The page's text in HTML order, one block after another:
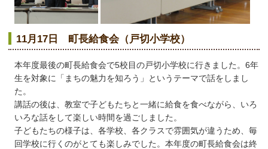
11月17日 町長給食会（戸切小学校）
本年度最後の町長給食会で5校目の戸切小学校に行きました。6年
生を対象に「まちの魅力を知ろう」というテーマで話をしまし
た。
講話の後は、教室で子どもたちと一緒に給食を食べながら、いろ
いろな話をして楽しい時間を過ごしました。
子どもたちの様子は、各学校、各クラスで雰囲気が違うため、毎
回学校に行くのがとても楽しみでした。本年度の町長給食会は終